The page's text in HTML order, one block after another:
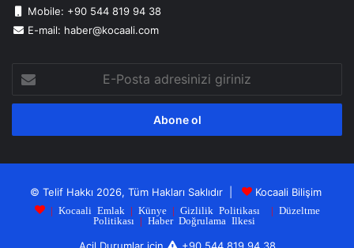
Mobile: +90 544 819 94 38
E-mail: haber@kocaali.com
Posta
adresinizi
© Telif Hakkı 2026, Tüm Hakları Saklıdır | Kocaali Bilişim
| Kocaali Emlak | Künye| Gizlilik Politikası | Düzeltme
Politikası | Haber Doğrulama Ilkesi